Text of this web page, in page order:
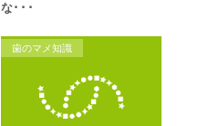
な･･･
歯のマメ知識